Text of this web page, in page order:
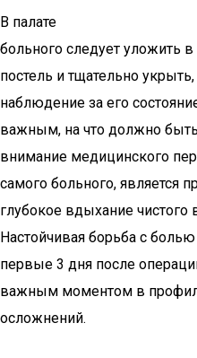
В палате
больного следует уложить
постель и тщательно
наблюдение за его
важным, на что должно
внимание медицинского
самого больного, является
глубокое вдыхание чистого
Настойчивая борьба с
первые 3 дня после
важным моментом в
осложнений.